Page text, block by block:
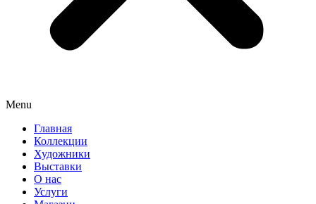
Menu
Главная
Коллекции
Художники
Выставки
О нас
Услуги